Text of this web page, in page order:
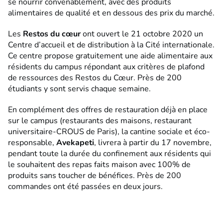
alimentaires de qualité et en dessous des prix du marché.
Les Restos du cœuront ouvert le 21 octobre 2020 un
Centre d’accueil et de distribution à la Cité internationale.
Ce centre propose gratuitement une aide alimentaire aux
résidents du campus répondant aux critères de plafond
de ressources des Restos du Cœur. Près de 200
étudiants y sont servis chaque semaine.
En complément des offres de restauration déjà en place
sur le campus (restaurants des maisons, restaurant
universitaire-CROUS de Paris), la cantine sociale et éco-
responsable, Avekapeti, livrera à partir du 17 novembre,
pendant toute la durée du confinement aux résidents qui
le souhaitent des repas faits maison avec 100% de
produits sans toucher de bénéfices. Près de 200
commandes ont été passées en deux jours.